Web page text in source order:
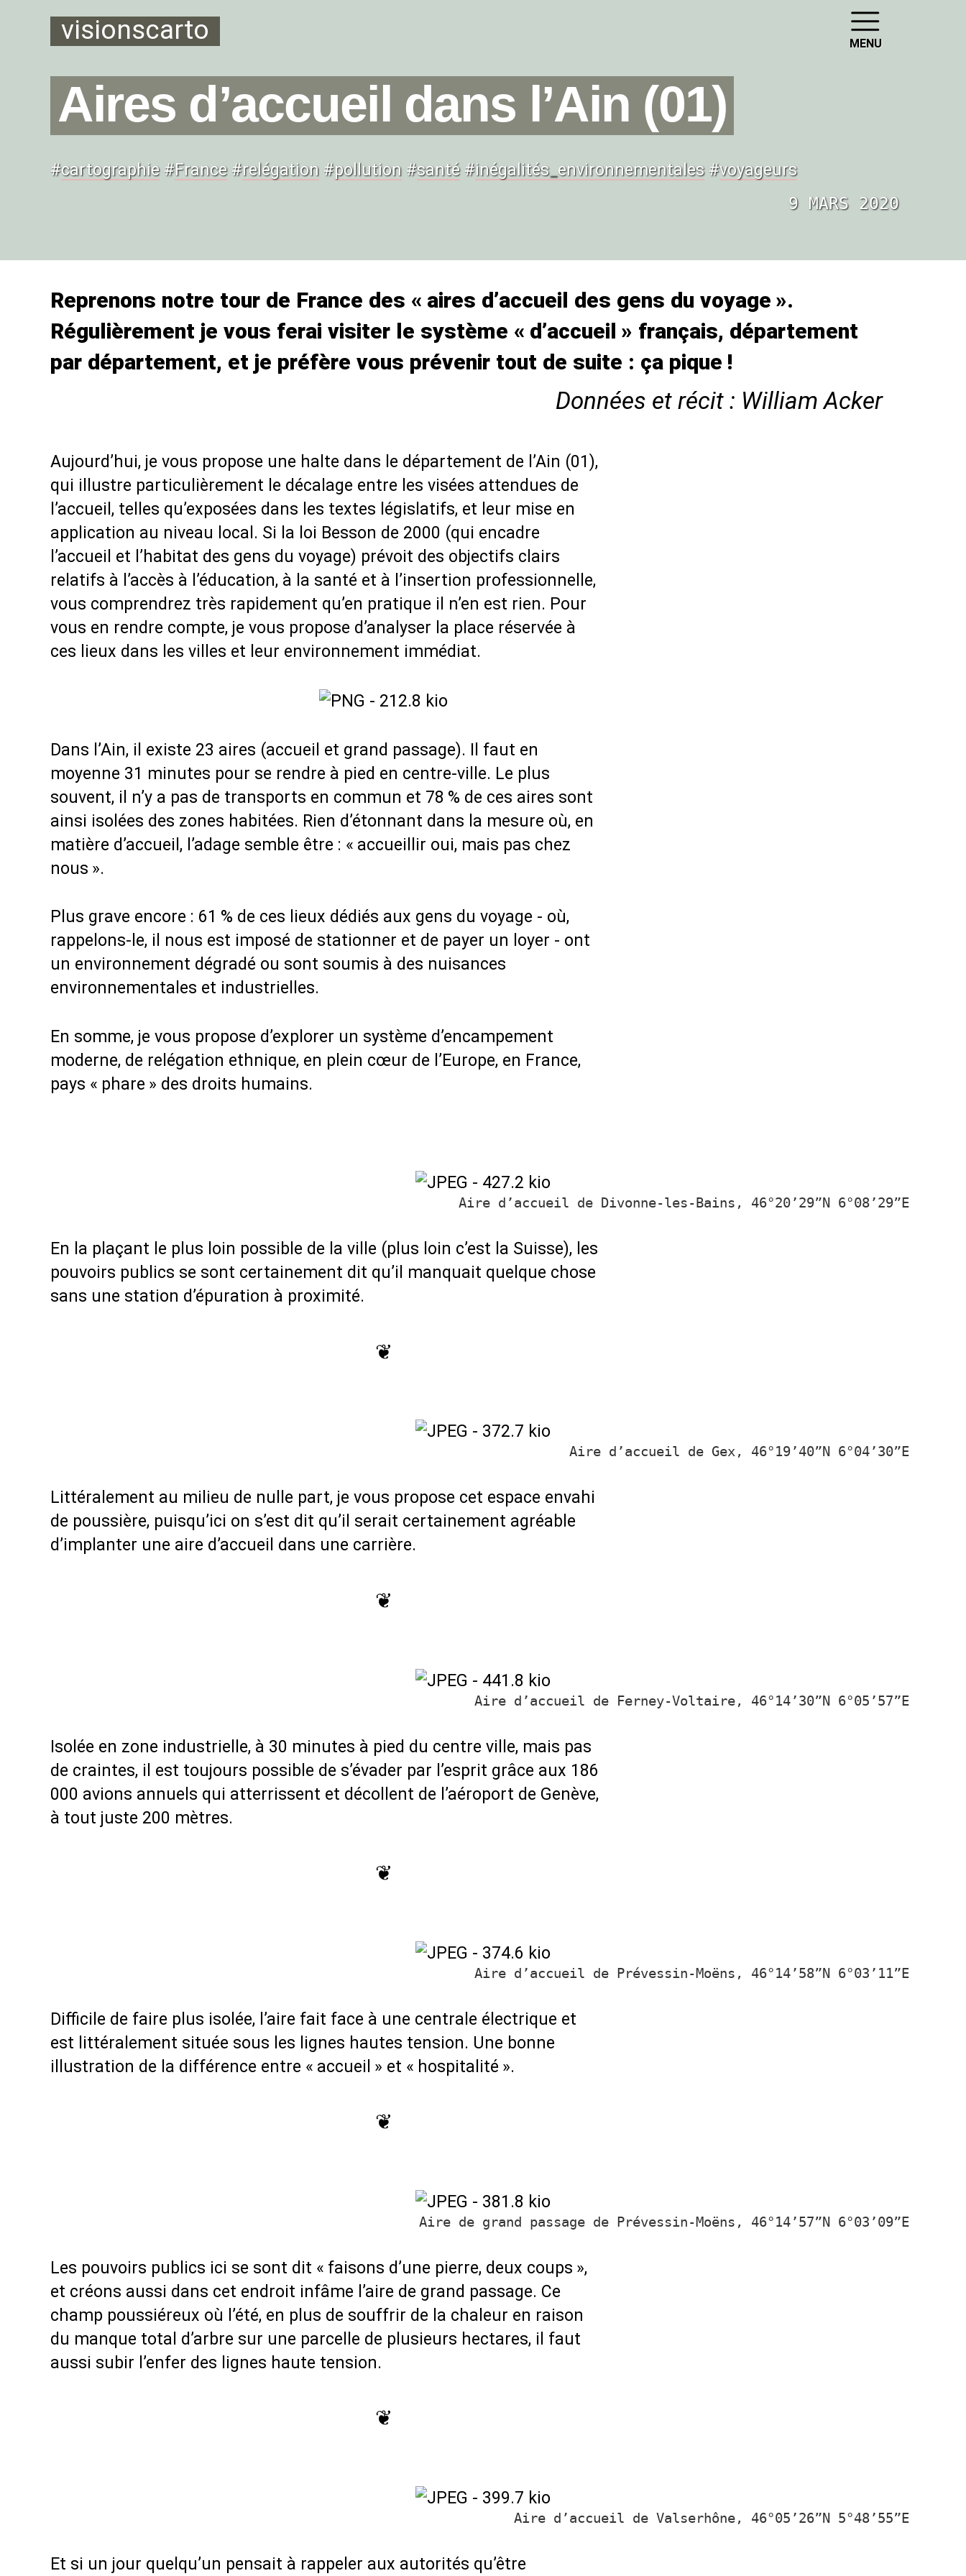
visionscarto MENU
Aires d’accueil dans l’Ain (01)
#cartographie #France #relégation #pollution #santé #inégalités_ environnementales #voyageurs
9 MARS 2020
Reprenons notre tour de France des « aires d’accueil des gens du voyage ».
Régulièrement je vous ferai visiter le système « d’accueil » français, département
par département, et je préfère vous prévenir tout de suite : ça pique !
Données et récit : William Acker
Aujourd’hui, je vous propose une halte dans le département de l’Ain (01),
qui illustre particulièrement le décalage entre les visées attendues de
l’accueil, telles qu’exposées dans les textes législatifs, et leur mise en
application au niveau local. Si la loi Besson de 2000 (qui encadre
l’accueil et l’habitat des gens du voyage) prévoit des objectifs clairs
relatifs à l’accès à l’éducation, à la santé et à l’insertion professionnelle,
vous comprendrez très rapidement qu’en pratique il n’en est rien. Pour
vous en rendre compte, je vous propose d’analyser la place réservée à
ces lieux dans les villes et leur environnement immédiat.
Dans l’Ain, il existe 23 aires (accueil et grand passage). Il faut en
moyenne 31 minutes pour se rendre à pied en centre-ville. Le plus
souvent, il n’y a pas de transports en commun et 78 % de ces aires sont
ainsi isolées des zones habitées. Rien d’étonnant dans la mesure où, en
matière d’accueil, l’adage semble être : « accueillir oui, mais pas chez
nous ».
Plus grave encore : 61 % de ces lieux dédiés aux gens du voyage - où,
rappelons-le, il nous est imposé de stationner et de payer un loyer - ont
un environnement dégradé ou sont soumis à des nuisances
environnementales et industrielles.
En somme, je vous propose d’explorer un système d’encampement
moderne, de relégation ethnique, en plein cœur de l’Europe, en France,
pays « phare » des droits humains.
Aire d’accueil de Divonne-les-Bains, 46°20’29”N 6°08’29”E
En la plaçant le plus loin possible de la ville (plus loin c’est la Suisse), les
pouvoirs publics se sont certainement dit qu’il manquait quelque chose
sans une station d’épuration à proximité.
❦
Aire d’accueil de Gex, 46°19’40”N 6°04’30”E
Littéralement au milieu de nulle part, je vous propose cet espace envahi
de poussière, puisqu’ici on s’est dit qu’il serait certainement agréable
d’implanter une aire d’accueil dans une carrière.
❦
Aire d’accueil de Ferney-Voltaire, 46°14’30”N 6°05’57”E
Isolée en zone industrielle, à 30 minutes à pied du centre ville, mais pas
de craintes, il est toujours possible de s’évader par l’esprit grâce aux 186
000 avions annuels qui atterrissent et décollent de l’aéroport de Genève,
à tout juste 200 mètres.
❦
Aire d’accueil de Prévessin-Moëns, 46°14’58”N 6°03’11”E
Difficile de faire plus isolée, l’aire fait face à une centrale électrique et
est littéralement située sous les lignes hautes tension. Une bonne
illustration de la différence entre « accueil » et « hospitalité ».
❦
Aire de grand passage de Prévessin-Moëns, 46°14’57”N 6°03’09”E
Les pouvoirs publics ici se sont dit « faisons d’une pierre, deux coups »,
et créons aussi dans cet endroit infâme l’aire de grand passage. Ce
champ poussiéreux où l’été, en plus de souffrir de la chaleur en raison
du manque total d’arbre sur une parcelle de plusieurs hectares, il faut
aussi subir l’enfer des lignes haute tension.
❦
Aire d’accueil de Valserhône, 46°05’26”N 5°48’55”E
Et si un jour quelqu’un pensait à rappeler aux autorités qu’être